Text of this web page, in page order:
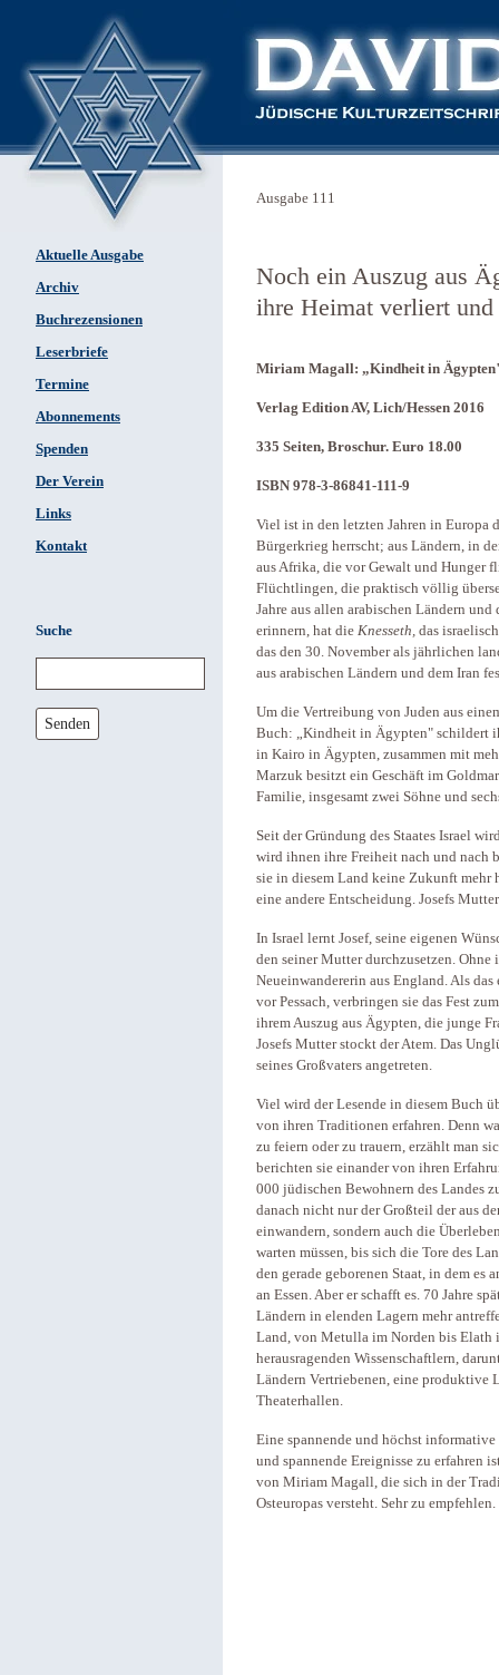
Aktuelle Ausgabe
Archiv
Buchrezensionen
Leserbriefe
Termine
Abonnements
Spenden
Der Verein
Links
Kontakt
Suche
Senden
Ausgabe 111
Noch ein Auszug aus
ihre Heimat verliert
Miriam Magall: „Kindheit in
Verlag Edition AV, Lich/Hessen 2016
335 Seiten, Broschur. Euro 18.00
ISBN 978-3-86841-111-9
Viel ist in den letzten Jahren in Europa
Bürgerkrieg herrscht; aus Ländern, in
aus Afrika, die vor Gewalt und Hunger
Flüchtlingen, die praktisch völlig
Jahre aus allen arabischen Ländern
erinnern, hat die Knesseth, das
das den 30. November als jährlichen
aus arabischen Ländern und dem Iran
Um die Vertreibung von Juden aus
Buch: „Kindheit in Ägypten" schildert
in Kairo in Ägypten, zusammen mit
Marzuk besitzt ein Geschäft im
Familie, insgesamt zwei Söhne und
Seit der Gründung des Staates Israel
wird ihnen ihre Freiheit nach und nach
sie in diesem Land keine Zukunft
eine andere Entscheidung. Josefs
In Israel lernt Josef, seine eigenen
den seiner Mutter durchzusetzen. Ohne
Neueinwandererin aus England. Als
vor Pessach, verbringen sie das Fest
ihrem Auszug aus Ägypten, die junge
Josefs Mutter stockt der Atem. Das
seines Großvaters angetreten.
Viel wird der Lesende in diesem Buch
von ihren Traditionen erfahren. Denn
zu feiern oder zu trauern, erzählt man
berichten sie einander von ihren
000 jüdischen Bewohnern des Landes
danach nicht nur der Großteil der aus
einwandern, sondern auch die
warten müssen, bis sich die Tore des
den gerade geborenen Staat, in dem es
an Essen. Aber er schafft es. 70 Jahre
Ländern in elenden Lagern mehr
Land, von Metulla im Norden bis Elath
herausragenden Wissenschaftlern,
Ländern Vertriebenen, eine produktive
Theaterhallen.
Eine spannende und höchst
und spannende Ereignisse zu erfahren
von Miriam Magall, die sich in der
Osteuropas versteht. Sehr zu empfehlen.